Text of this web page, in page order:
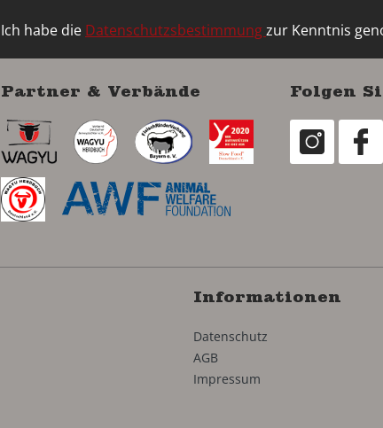
Ich habe die Datenschutzsbestimmungzur Kenntnis
Partner & Verbände Folgen
Informationen
Datenschutz
AGB
Impressum